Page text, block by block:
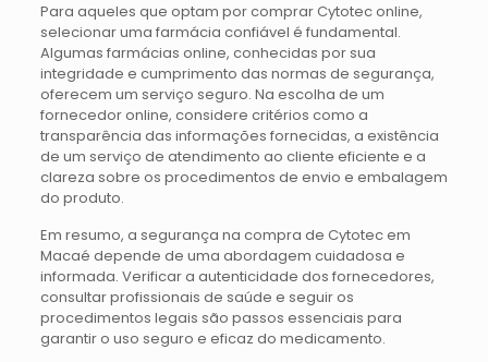
Para aqueles que optam por comprar Cytotec online,
selecionar uma farmácia confiável é fundamental.
Algumas farmácias online, conhecidas por sua
integridade e cumprimento das normas de segurança,
oferecem um serviço seguro. Na escolha de um
fornecedor online, considere critérios como a
transparência das informações fornecidas, a existência
de um serviço de atendimento ao cliente eficiente e a
clareza sobre os procedimentos de envio e embalagem
do produto.
Em resumo, a segurança na compra de Cytotec em
Macaé depende de uma abordagem cuidadosa e
informada. Verificar a autenticidade dos fornecedores,
consultar profissionais de saúde e seguir os
procedimentos legais são passos essenciais para
garantir o uso seguro e eficaz do medicamento.